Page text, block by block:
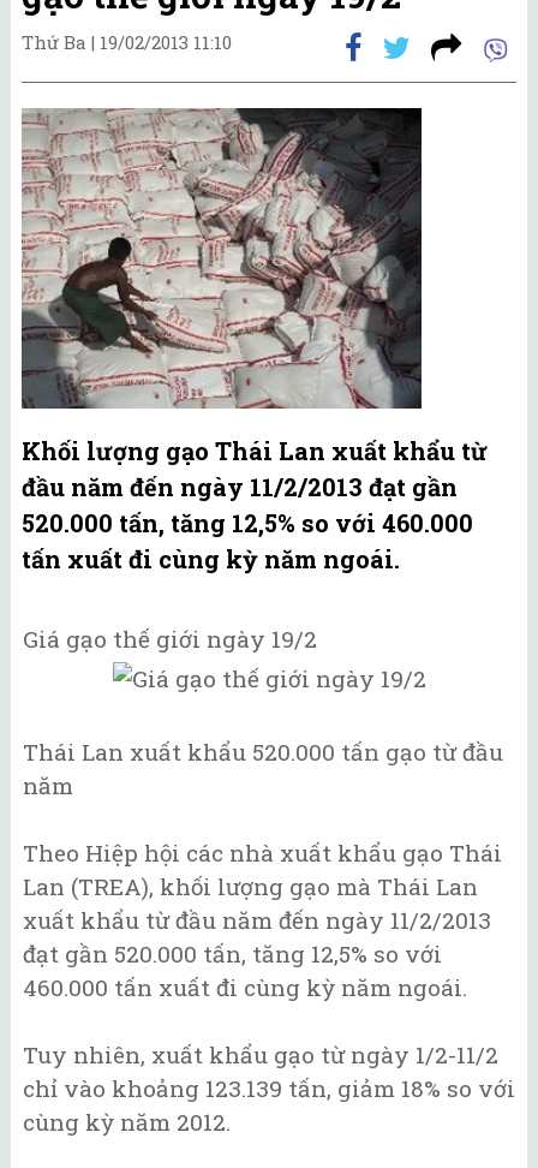
Thứ Ba | 19/02/2013 11:10
Khối lượng gạo Thái Lan xuất khẩu từ
đầu năm đến ngày 11/2/2013 đạt gần
520.000 tấn, tăng 12,5% so với 460.000
tấn xuất đi cùng kỳ năm ngoái.
Giá gạo thế giới ngày 19/2
Thái Lan xuất khẩu 520.000 tấn gạo từ đầu
năm
Theo Hiệp hội các nhà xuất khẩu gạo Thái
Lan (TREA), khối lượng gạo mà Thái Lan
xuất khẩu từ đầu năm đến ngày 11/2/2013
đạt gần 520.000 tấn, tăng 12,5% so với
460.000 tấn xuất đi cùng kỳ năm ngoái.
Tuy nhiên, xuất khẩu gạo từ ngày 1/2-11/2
chỉ vào khoảng 123.139 tấn, giảm 18% so với
cùng kỳ năm 2012.